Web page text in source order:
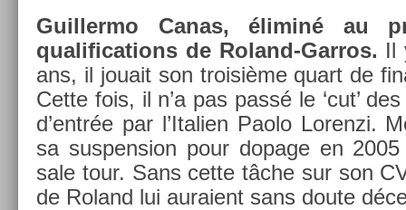
Guil­lermo Canas, éliminé au
qualifica­tions de Roland-Garros. Il
ans, il jouait son troisiè­me quart de
Cette fois, il n’a pas passé le ‘cut’
d’entrée par l’Itali­en Paolo Loren­zi.
sa sus­pens­ion pour dopage en
sale tour. Sans cette tâche sur son
de Roland lui auraient sans doute